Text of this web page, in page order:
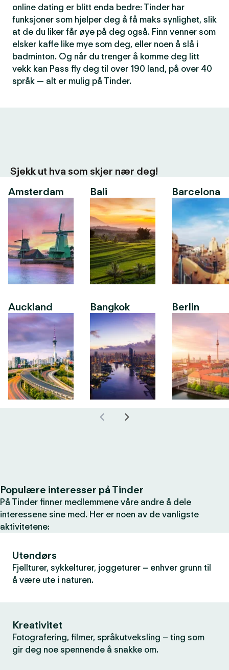
online dating er blitt enda bedre: Tinder har
funksjoner som hjelper deg å få maks synlighet, slik
at de du liker får øye på deg også. Finn venner som
elsker kaffe like mye som deg, eller noen å slå i
badminton. Og når du trenger å komme deg litt
vekk kan Pass fly deg til over 190 land, på over 40
språk — alt er mulig på Tinder.
Sjekk ut hva som skjer nær deg!
Amsterdam
Auckland
Bali
Bangkok
Barcelona
Berlin
Populære interesser på Tinder
På Tinder finner medlemmene våre andre å dele
interessene sine med. Her er noen av de vanligste
aktivitetene:
Utendørs
Fjellturer, sykkelturer, joggeturer – enhver grunn til
å være ute i naturen.
Kreativitet
Fotografering, filmer, språkutveksling – ting som
gir deg noe spennende å snakke om.